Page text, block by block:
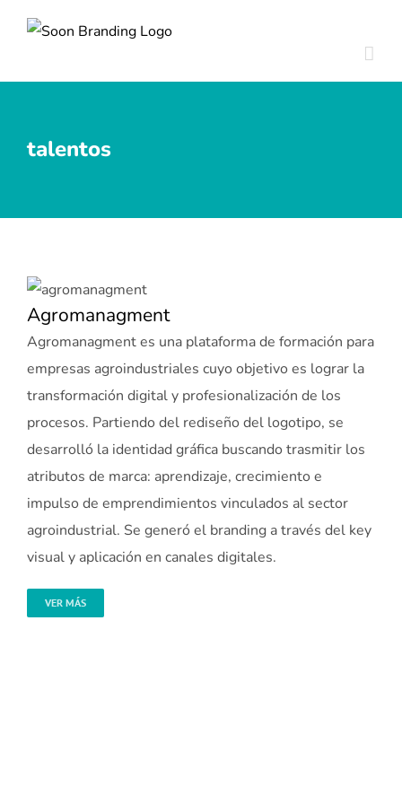
talentos
Agromanagment
Agromanagment es una plataforma de formación para
empresas agroindustriales cuyo objetivo es lograr la
transformación digital y profesionalización de los
procesos. Partiendo del rediseño del logotipo, se
desarrolló la identidad gráfica buscando trasmitir los
atributos de marca: aprendizaje, crecimiento e
impulso de emprendimientos vinculados al sector
agroindustrial. Se generó el branding a través del key
visual y aplicación en canales digitales.
VER MÁS